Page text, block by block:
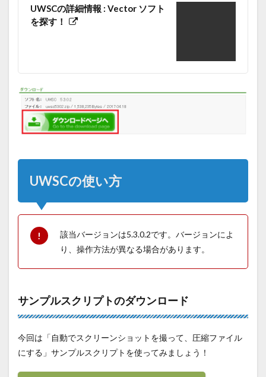
UWSCの詳細情報 : Vector ソフト
を探す！
UWSCの使い方
該当バージョンは5.3.0.2です。バージョンによ
り、操作方法が異なる場合があります。
サンプルスクリプトのダウンロード
今回は「自動でスクリーンショットを撮って、圧縮ファイル
にする」サンプルスクリプトを使ってみましょう！